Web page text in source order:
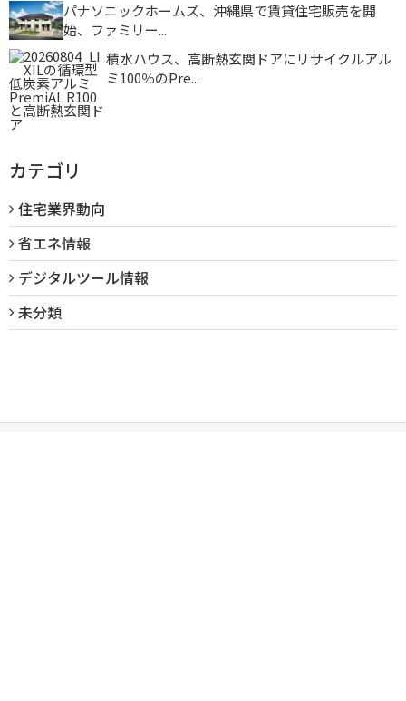
パナソニックホームズ、沖縄県で賃貸住宅販売を開
始、ファミリー...
積水ハウス、高断熱玄関ドアにリサイクルアル
ミ100％のPre...
カテゴリ
住宅業界動向
省エネ情報
デジタルツール情報
未分類